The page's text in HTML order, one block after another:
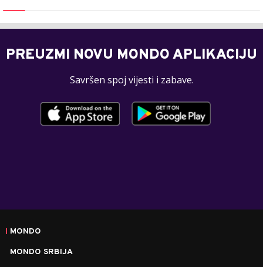
PREUZMI NOVU MONDO APLIKACIJU
Savršen spoj vijesti i zabave.
MONDO
MONDO SRBIJA